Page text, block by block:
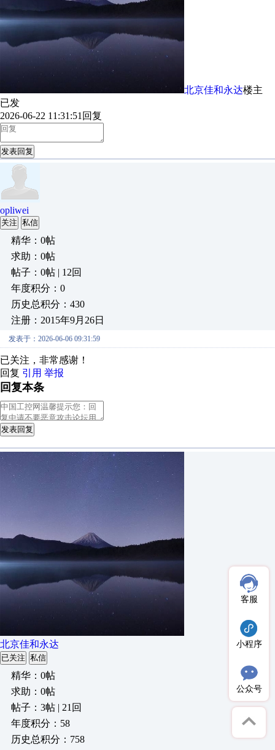
北京佳和永达楼主
已发
2026-06-22 11:31:51 回复
发表回复
opliwei
关注 私信
精华：0帖
求助：0帖
帖子：0帖 | 12回
年度积分：0
历史总积分：430
注册：2015年9月26日
发表于：2026-06-06 09:31:59
已关注，非常感谢！
回复 引用 举报
回复本条
发表回复
北京佳和永达
已关注 私信
精华：0帖
求助：0帖
帖子：3帖 | 21回
年度积分：58
历史总积分：758
客服
小程序
公众号